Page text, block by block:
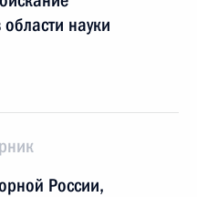
науки
России,